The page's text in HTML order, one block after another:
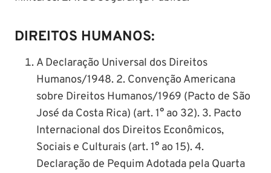
DIREITOS HUMANOS:
A Declaração Universal dos Direitos
Humanos/1948. 2. Convenção Americana
sobre Direitos Humanos/1969 (Pacto de São
José da Costa Rica) (art. 1° ao 32). 3. Pacto
Internacional dos Direitos Econômicos,
Sociais e Culturais (art. 1° ao 15). 4.
Declaração de Pequim Adotada pela Quarta